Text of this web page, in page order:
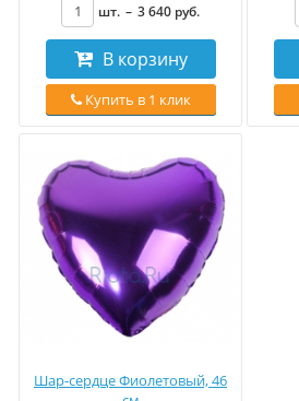
шт. – 3 640 руб.
В корзину
Купить в 1 клик
Шар-сердце Фиолетовый, 46